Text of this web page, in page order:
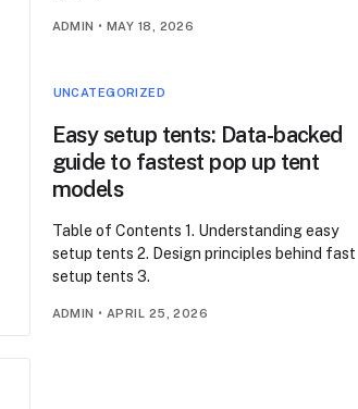
ADMIN • MAY 18, 2026
UNCATEGORIZED
Easy setup tents: Data-backed
guide to fastest pop up tent
models
Table of Contents 1. Understanding easy
setup tents 2. Design principles behind fast
setup tents 3.
ADMIN • APRIL 25, 2026